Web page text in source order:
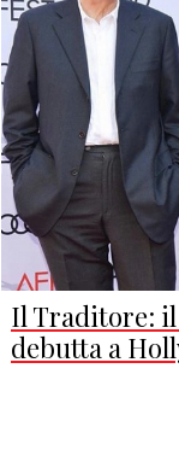
Il Traditore:
debutta a